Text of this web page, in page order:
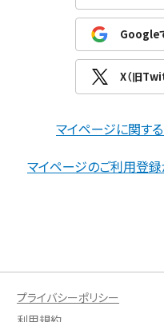
Google
X（旧
マイページに関す
マイページのご利用登
プライバシーポリシー